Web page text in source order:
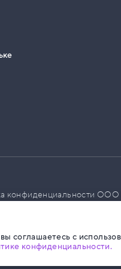
конфиденциальности ООО
соглашаетесь с
конфиденциальности.